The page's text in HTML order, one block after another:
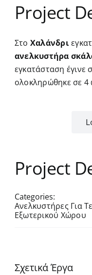
Project
Στο Χαλάνδρι
ανελκυστήρα
εγκατάσταση έγινε
ολοκληρώθηκε σε 4
Project
Categories:
Ανελκυστήρες Για
Εξωτερικού Χώρου
Σχετικά Έργα